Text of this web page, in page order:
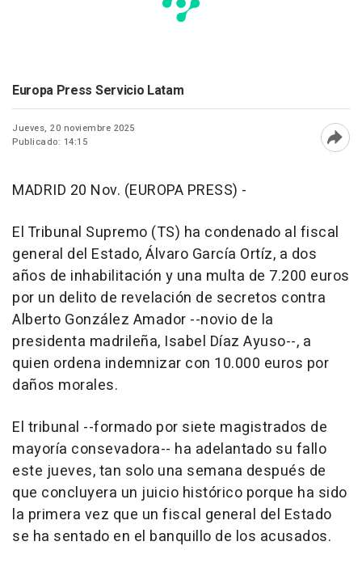
Europa Press Servicio Latam
Jueves, 20 noviembre 2025
Publicado: 14:15
MADRID 20 Nov. (EUROPA PRESS) -
El Tribunal Supremo (TS) ha condenado al fiscal
general del Estado, Álvaro García Ortíz, a dos
años de inhabilitación y una multa de 7.200 euros
por un delito de revelación de secretos contra
Alberto González Amador --novio de la
presidenta madrileña, Isabel Díaz Ayuso--, a
quien ordena indemnizar con 10.000 euros por
daños morales.
El tribunal --formado por siete magistrados de
mayoría consevadora-- ha adelantado su fallo
este jueves, tan solo una semana después de
que concluyera un juicio histórico porque ha sido
la primera vez que un fiscal general del Estado
se ha sentado en el banquillo de los acusados.